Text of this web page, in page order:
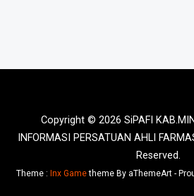
Copyright © 2026 SiPAFI
INFORMASI PERSATUAN AHLI
Reserved.
Theme : Inx Gametheme By aThemeArt -